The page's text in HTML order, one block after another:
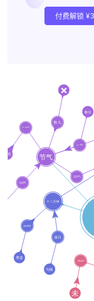
付费解锁 ¥